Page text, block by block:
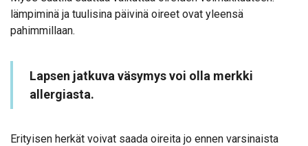
lämpiminä ja tuulisina päivinä oireet ovat yleensä
pahimmillaan.
Lapsen jatkuva väsymys voi olla merkki
allergiasta.
Erityisen herkät voivat saada oireita jo ennen varsinaista